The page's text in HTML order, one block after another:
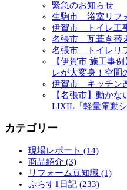
緊急のお知らせ
生駒市 浴室リフ
伊賀市 トイレ工
名張市 瓦葺き替
名張市 トイレリ
【伊賀市 施工事
レが大変身！空間
伊賀市 キッチン
【名張市】動かな
LIXIL「軽量電動
カテゴリー
現場レポート (14)
商品紹介 (3)
リフォーム豆知識 (1)
ぷらす1日記 (233)